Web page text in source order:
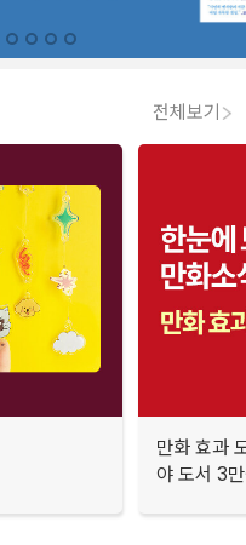
전체보기
만화 효과
야 도서 3